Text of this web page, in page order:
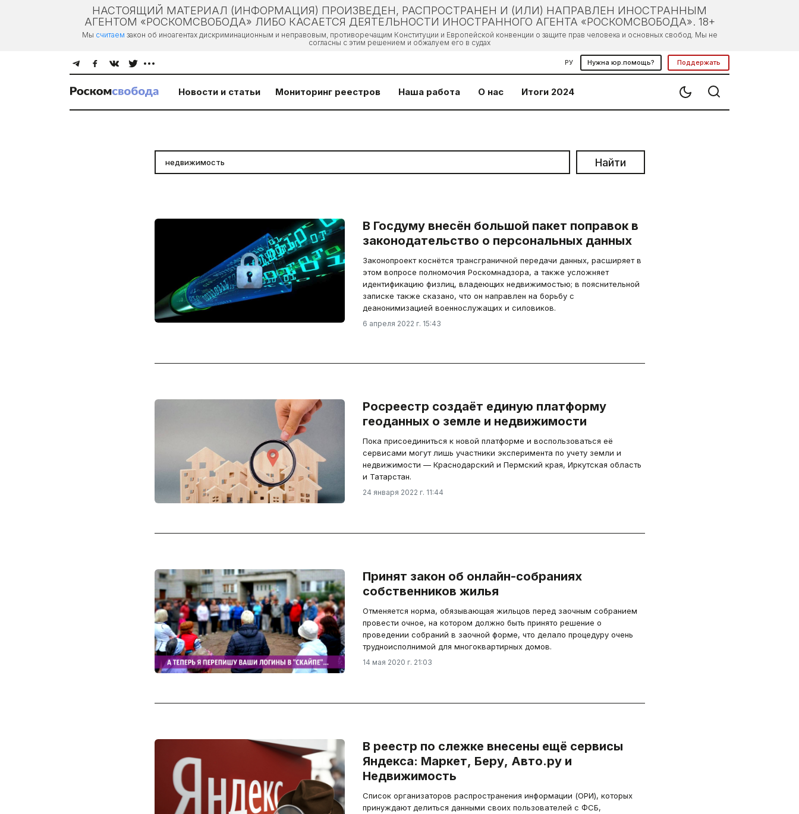
НАСТОЯЩИЙ МАТЕРИАЛ (ИНФОРМАЦИЯ) ПРОИЗВЕДЕН, РАСПРОСТРАНЕН И (ИЛИ) НАПРАВЛЕН ИНОСТРАННЫМ
АГЕНТОМ «РОСКОМСВОБОДА» ЛИБО КАСАЕТСЯ ДЕЯТЕЛЬНОСТИ ИНОСТРАННОГО АГЕНТА «РОСКОМСВОБОДА». 18+
Мы считаем закон об иноагентах дискриминационным и неправовым, противоречащим Конституции и Европейской конвенции о защите прав человека и основных свобод. Мы не
согласны с этим решением и обжалуем его в судах
РУ Нужна юр.помощь? Поддержать
Новости и статьи Мониторинг реестров Наша работа О нас Итоги 2024
Найти
В Госдуму внесён большой пакет поправок в
законодательство о персональных данных
Законопроект коснётся трансграничной передачи данных, расширяет в
этом вопросе полномочия Роскомнадзора, а также усложняет
идентификацию физлиц, владеющих недвижимостью; в пояснительной
записке также сказано, что он направлен на борьбу с
деанонимизацией военнослужащих и силовиков.
6 апреля 2022 г. 15:43
Росреестр создаёт единую платформу
геоданных о земле и недвижимости
Пока присоединиться к новой платформе и воспользоваться её
сервисами могут лишь участники эксперимента по учету земли и
недвижимости — Краснодарский и Пермский края, Иркутская область
и Татарстан.
24 января 2022 г. 11:44
Принят закон об онлайн-собраниях
собственников жилья
Отменяется норма, обязывающая жильцов перед заочным собранием
провести очное, на котором должно быть принято решение о
проведении собраний в заочной форме, что делало процедуру очень
трудноисполнимой для многоквартирных домов.
14 мая 2020 г. 21:03
В реестр по слежке внесены ещё сервисы
Яндекса: Маркет, Беру, Авто.ру и
Недвижимость
Список организаторов распространения информации (ОРИ), которых
принуждают делиться данными своих пользователей с ФСБ,